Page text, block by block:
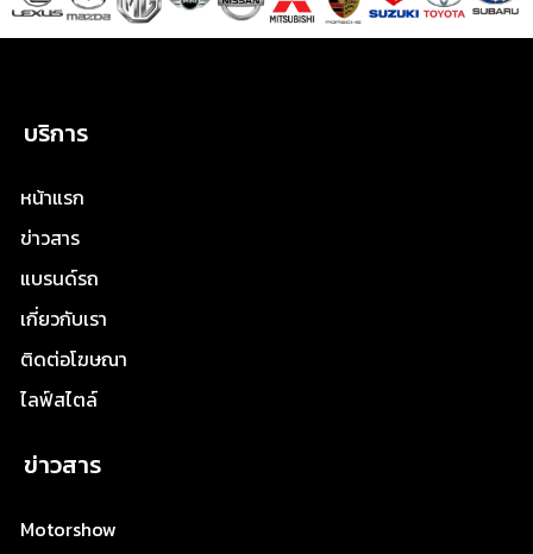
บริการ
หน้าแรก
ข่าวสาร
แบรนด์รถ
เกี่ยวกับเรา
ติดต่อโฆษณา
ไลฟ์สไตล์
ข่าวสาร
Motorshow